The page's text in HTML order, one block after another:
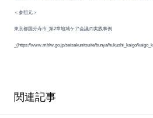
＜参照元＞
東京都国分寺市_第2章地域ケア会議の実践事例
_(https://www.mhlw.go.jp/seisakunitsuite/bunya/hukushi_kaigo/
関連記事